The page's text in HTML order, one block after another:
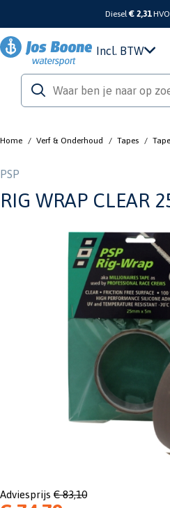
Diesel€ 2,31
Incl. BTW
Home / Verf & Onderhoud / Tapes /
PSP
RIG WRAP CLEAR
Adviesprijs € 83,10